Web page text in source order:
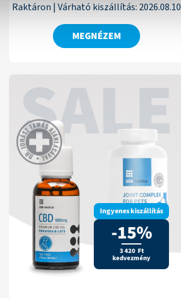
Raktáron | Várható kiszállítás: 2026.08.10
MEGNÉZEM
Ingyenes kiszállítás
-15%
3 420 Ft
kedvezmény